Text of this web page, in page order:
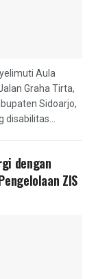
Aula
Graha Tirta,
Sidoarjo,
dengan
ZIS